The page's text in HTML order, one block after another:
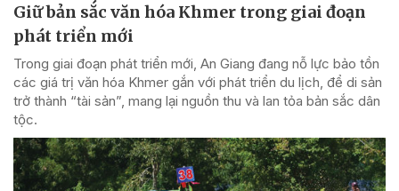
Giữ bản sắc văn hóa Khmer trong giai đoạn
phát triển mới
Trong giai đoạn phát triển mới, An Giang đang nỗ lực bảo tồn
các giá trị văn hóa Khmer gắn với phát triển du lịch, để di sản
trở thành “tài sản”, mang lại nguồn thu và lan tỏa bản sắc dân
tộc.